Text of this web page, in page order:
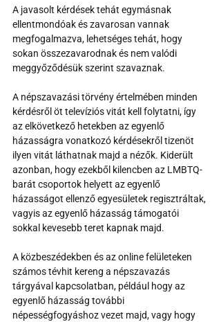
A javasolt kérdések tehát egymásnak
ellentmondóak és zavarosan vannak
megfogalmazva, lehetséges tehát, hogy
sokan összezavarodnak és nem valódi
meggyőződésük szerint szavaznak.
A népszavazási törvény értelmében minden
kérdésről öt televíziós vitát kell folytatni, így
az elkövetkező hetekben az egyenlő
házasságra vonatkozó kérdésekről tizenöt
ilyen vitát láthatnak majd a nézők. Kiderült
azonban, hogy ezekből kilencben az LMBTQ-
barát csoportok helyett az egyenlő
házasságot ellenző egyesületek regisztráltak,
vagyis az egyenlő házasság támogatói
sokkal kevesebb teret kapnak majd.
A közbeszédekben és az online felületeken
számos tévhit kereng a népszavazás
tárgyával kapcsolatban, például hogy az
egyenlő házasság további
népességfogyáshoz vezet majd, vagy hogy